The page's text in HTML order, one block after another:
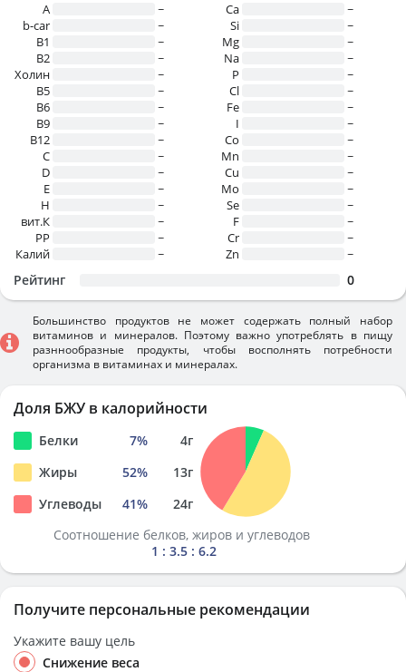
A
~
b-car
~
В1
~
B2
~
Холин
~
B5
~
B6
~
B9
~
B12
~
C
~
D
~
E
~
H
~
вит.К
~
PP
~
Калий
~
Ca
~
Si
~
Mg
~
Na
~
P
~
Cl
~
Fe
~
I
~
Co
~
Mn
~
Cu
~
Mo
~
Se
~
F
~
Cr
~
Zn
~
Рейтинг 0
Большинство продуктов не может содержать полный набор
витаминов и минералов. Поэтому важно употреблять в пищу
разннообразные продукты, чтобы восполнять потребности
организма в витаминах и минералах.
Доля БЖУ в калорийности
Белки 7% 4г
Жиры
52% 13г
Углеводы
41% 24г
Соотношение белков, жиров и углеводов
1 : 3.5 : 6.2
Получите персональные рекомендации
Укажите вашу цель
Снижение веса